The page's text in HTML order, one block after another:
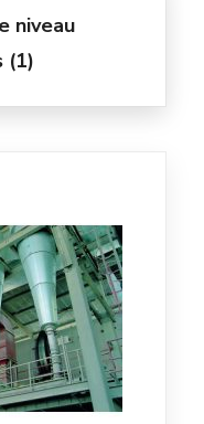
niveau
(1)